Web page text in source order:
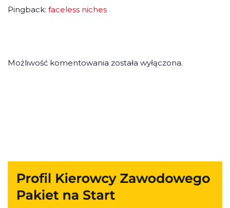
Pingback: faceless niches
Możliwość komentowania została wyłączona.